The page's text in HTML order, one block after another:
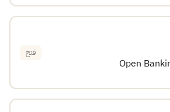
Open
فتح